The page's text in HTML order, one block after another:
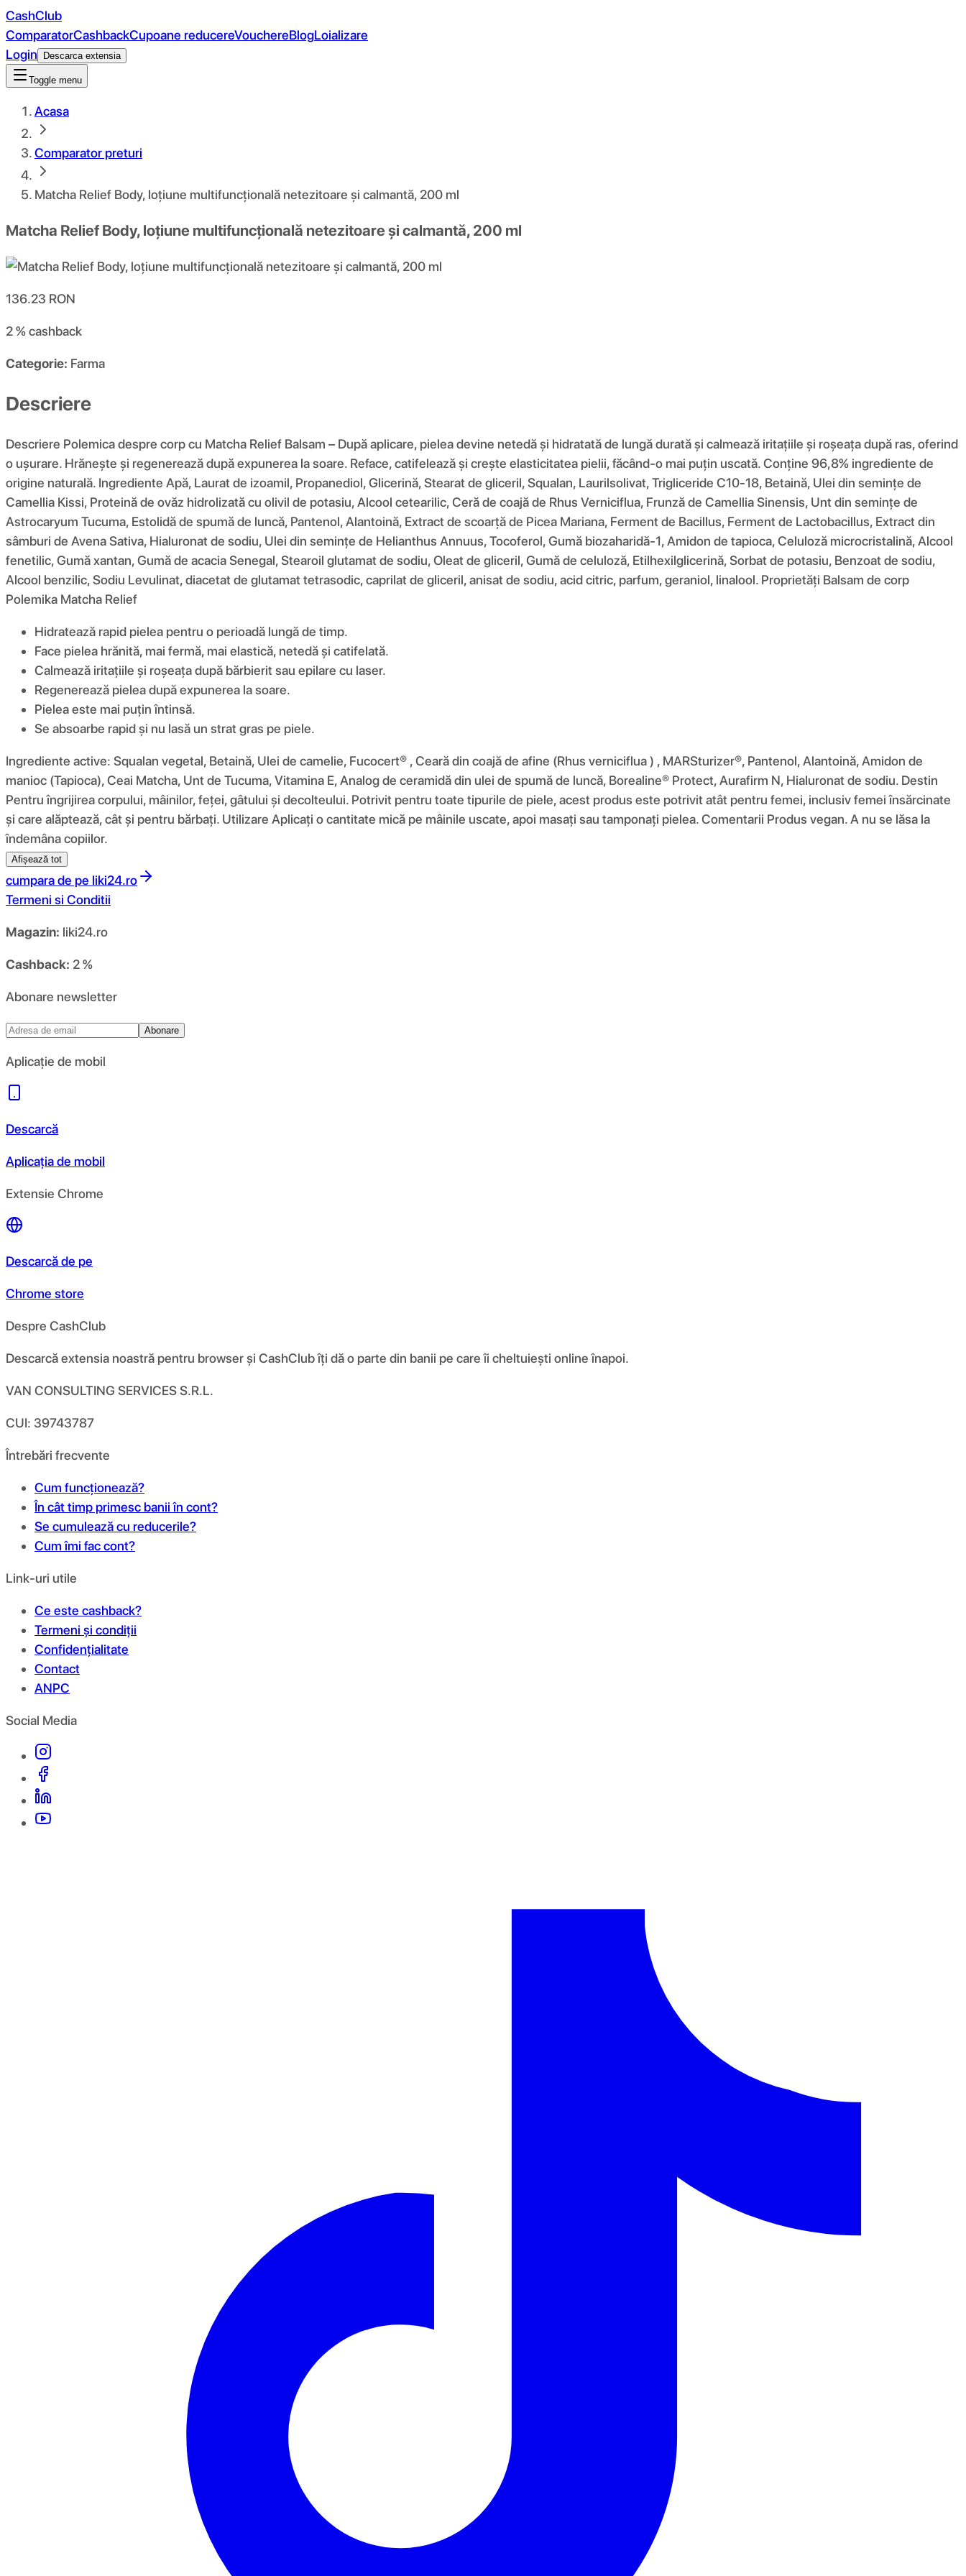
CashClub
ComparatorCashbackCupoane reducereVouchereBlogLoializare
Login
Descarca extensia
Toggle menu
Acasa
Comparator preturi
Matcha Relief Body, loțiune multifuncțională netezitoare și calmantă, 200 ml
Matcha Relief Body, loțiune multifuncțională netezitoare și calmantă, 200 ml
136.23 RON
2 %cashback
Categorie: Farma
Descriere
Descriere Polemica despre corp cu Matcha Relief Balsam – După aplicare, pielea devine netedă și hidratată de lungă durată și calmează iritațiile și roșeața după ras, oferind
o ușurare. Hrănește și regenerează după expunerea la soare. Reface, catifelează și crește elasticitatea pielii, făcând-o mai puțin uscată. Conține 96,8% ingrediente de
origine naturală. Ingrediente Apă, Laurat de izoamil, Propanediol, Glicerină, Stearat de gliceril, Squalan, Laurilsolivat, Trigliceride C10-18, Betaină, Ulei din semințe de
Camellia Kissi, Proteină de ovăz hidrolizată cu olivil de potasiu, Alcool cetearilic, Ceră de coajă de Rhus Verniciflua, Frunză de Camellia Sinensis, Unt din semințe de
Astrocaryum Tucuma, Estolidă de spumă de luncă, Pantenol, Alantoină, Extract de scoarță de Picea Mariana, Ferment de Bacillus, Ferment de Lactobacillus, Extract din
sâmburi de Avena Sativa, Hialuronat de sodiu, Ulei din semințe de Helianthus Annuus, Tocoferol, Gumă biozaharidă-1, Amidon de tapioca, Celuloză microcristalină, Alcool
fenetilic, Gumă xantan, Gumă de acacia Senegal, Stearoil glutamat de sodiu, Oleat de gliceril, Gumă de celuloză, Etilhexilglicerină, Sorbat de potasiu, Benzoat de sodiu,
Alcool benzilic, Sodiu Levulinat, diacetat de glutamat tetrasodic, caprilat de gliceril, anisat de sodiu, acid citric, parfum, geraniol, linalool. Proprietăți Balsam de corp
Polemika Matcha Relief
Hidratează rapid pielea pentru o perioadă lungă de timp.
Face pielea hrănită, mai fermă, mai elastică, netedă și catifelată.
Calmează iritațiile și roșeața după bărbierit sau epilare cu laser.
Regenerează pielea după expunerea la soare.
Pielea este mai puțin întinsă.
Se absoarbe rapid și nu lasă un strat gras pe piele.
Ingrediente active: Squalan vegetal, Betaină, Ulei de camelie, Fucocert® , Ceară din coajă de afine (Rhus verniciflua ) , MARSturizer®, Pantenol, Alantoină, Amidon de
manioc (Tapioca), Ceai Matcha, Unt de Tucuma, Vitamina E, Analog de ceramidă din ulei de spumă de luncă, Borealine® Protect, Aurafirm N, Hialuronat de sodiu. Destin
Pentru îngrijirea corpului, mâinilor, feței, gâtului și decolteului. Potrivit pentru toate tipurile de piele, acest produs este potrivit atât pentru femei, inclusiv femei însărcinate
și care alăptează, cât și pentru bărbați. Utilizare Aplicați o cantitate mică pe mâinile uscate, apoi masați sau tamponați pielea. Comentarii Produs vegan. A nu se lăsa la
îndemâna copiilor.
Afișează tot
cumpara de pe liki24.ro
Termeni si Conditii
Magazin: liki24.ro
Cashback: 2 %
Abonare newsletter
Abonare
Aplicație de mobil
Descarcă
Aplicația de mobil
Extensie Chrome
Descarcă de pe
Chrome store
Despre CashClub
Descarcă extensia noastră pentru browser și CashClub îți dă o parte din banii pe care îi cheltuiești online înapoi.
VAN CONSULTING SERVICES S.R.L.
CUI: 39743787
Întrebări frecvente
Cum funcționează?
În cât timp primesc banii în cont?
Se cumulează cu reducerile?
Cum îmi fac cont?
Link-uri utile
Ce este cashback?
Termeni și condiții
Confidențialitate
Contact
ANPC
Social Media